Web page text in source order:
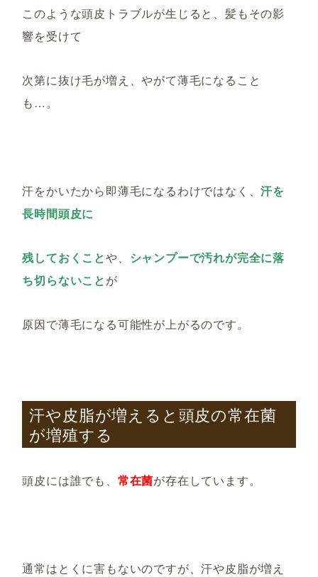
このような頭皮トラブルが生じると 、髪もその影
響を受けて
次第に抜け毛が増え、やがて薄毛になること
も…。
汗をかいたから即薄毛になるわけではなく、汗を
長時間頭皮に
残しておくことや、 シャンプーで汚れが完全に落
ち切らないことが
原因で薄毛になる可能性が上がるのです。
汗や皮脂が増えると頭皮の常在菌
が増殖する
頭皮には誰でも、 常在菌が存在しています。
通常はとくに害もないのですが、汗や皮脂が増え